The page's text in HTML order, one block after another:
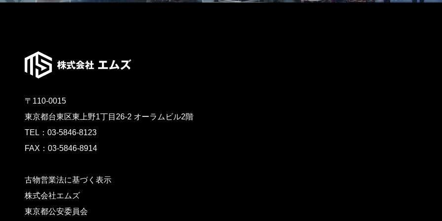
〒110-0015
東京都台東区東上野1丁目26-2 オーラムビル2階
TEL：03-5846-8123
FAX：03-5846-8914
古物営業法に基づく表示
株式会社エムズ
東京都公安委員会